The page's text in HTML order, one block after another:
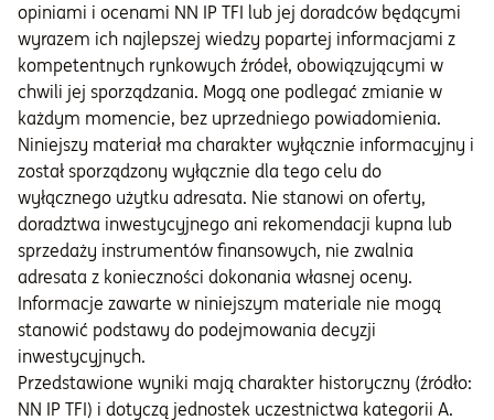
opiniami i ocenami NN IP TFI lub jej doradców będącymi
wyrazem ich najlepszej wiedzy popartej informacjami z
kompetentnych rynkowych źródeł, obowiązującymi w
chwili jej sporządzania. Mogą one podlegać zmianie w
każdym momencie, bez uprzedniego powiadomienia.
Niniejszy materiał ma charakter wyłącznie informacyjny i
został sporządzony wyłącznie dla tego celu do
wyłącznego użytku adresata. Nie stanowi on oferty,
doradztwa inwestycyjnego ani rekomendacji kupna lub
sprzedaży instrumentów finansowych, nie zwalnia
adresata z konieczności dokonania własnej oceny.
Informacje zawarte w niniejszym materiale nie mogą
stanowić podstawy do podejmowania decyzji
inwestycyjnych.
Przedstawione wyniki mają charakter historyczny (źródło:
NN IP TFI) i dotyczą jednostek uczestnictwa kategorii A.